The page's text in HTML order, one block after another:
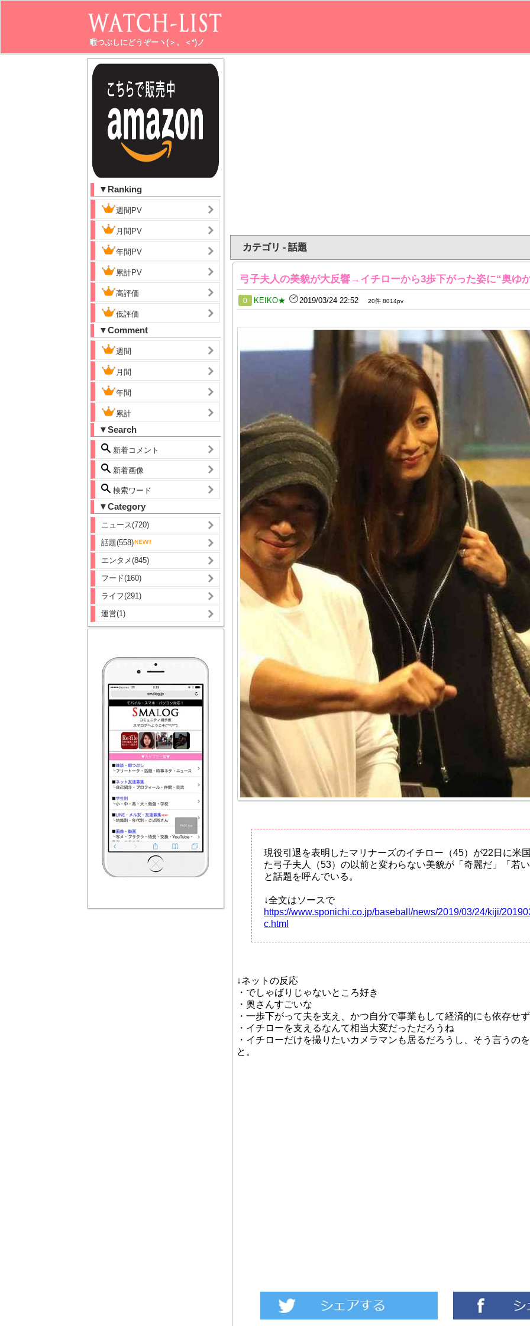
暇つぶしにどうぞーヽ(＞。＜*)ノ
▼Ranking
週間PV
月間PV
年間PV
累計PV
高評価
低評価
▼Comment
週間
月間
年間
累計
▼Search
新着コメント
新着画像
検索ワード
▼Category
ニュース(720)
話題(558)
エンタメ(845)
フード(160)
ライフ(291)
運営(1)
カテゴリ - 話題
弓子夫人の美貌が大反響→イチローから3歩下がった姿に“奥ゆ
0 KEIKO★ 2019/03/24 22:52 20件 8014pv
現役引退を表明したマリナーズのイチロー（45）が22日に米
た弓子夫人（53）の以前と変わらない美貌が「奇麗だ」「若
と話題を呼んでいる。
↓全文はソースで
https://www.sponichi.co.jp/baseball/news/2019/03/24/kiji/
c.html
↓ネットの反応
・でしゃばりじゃないところ好き
・奥さんすごいな
・一歩下がって夫を支え、かつ自分で事業もして経済的にも依存せ
・イチローを支えるなんて相当大変だっただろうね
・イチローだけを撮りたいカメラマンも居るだろうし、そう言うの
と。